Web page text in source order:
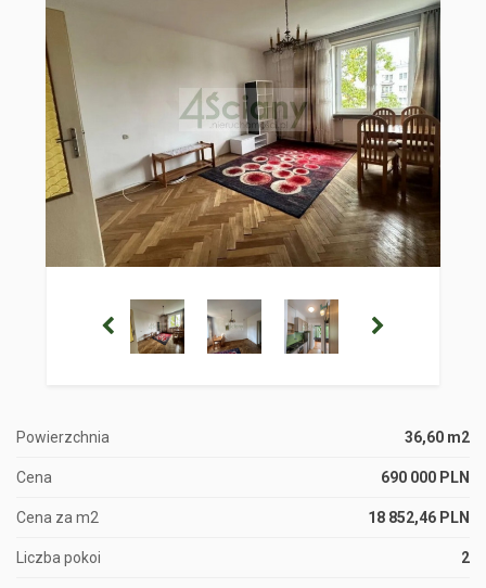
Powierzchnia 36,60 m2
Cena 690 000 PLN
Cena za m2 18 852,46 PLN
Liczba pokoi 2